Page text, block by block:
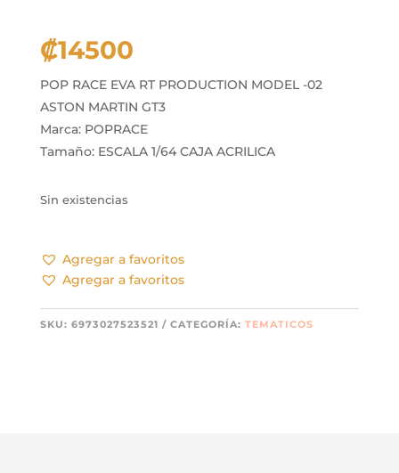
₡14500
POP RACE EVA RT PRODUCTION MODEL -02
ASTON MARTIN GT3
Marca: POPRACE
Tamaño: ESCALA 1/64 CAJA ACRILICA
Sin existencias
Agregar a favoritos
Agregar a favoritos
SKU: 6973027523521 CATEGORÍA: TEMATICOS